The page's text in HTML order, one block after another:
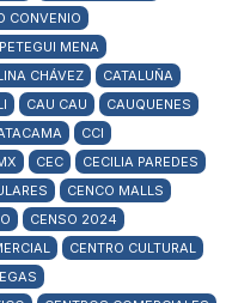
CONVENIO
MENA
CHÁVEZ
CATALUÑA
CAU CAU
CAUQUENES
CCI
CEC
CECILIA PAREDES
CENCO MALLS
CENSO 2024
CENTRO CULTURAL